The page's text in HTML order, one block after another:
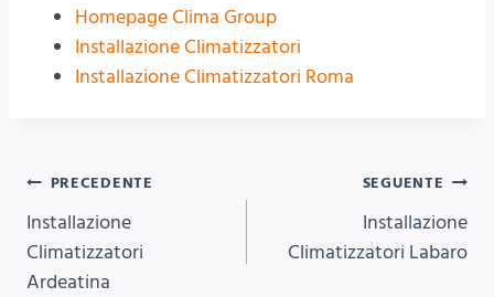
Homepage Clima Group
Installazione Climatizzatori
Installazione Climatizzatori Roma
Navigazione
articoli
PRECEDENTE
Installazione
Climatizzatori
Ardeatina
SEGUENTE
Installazione
Climatizzatori Labaro